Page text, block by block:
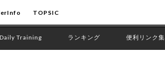
TOPSIC
Training ランキング 便利リンク集